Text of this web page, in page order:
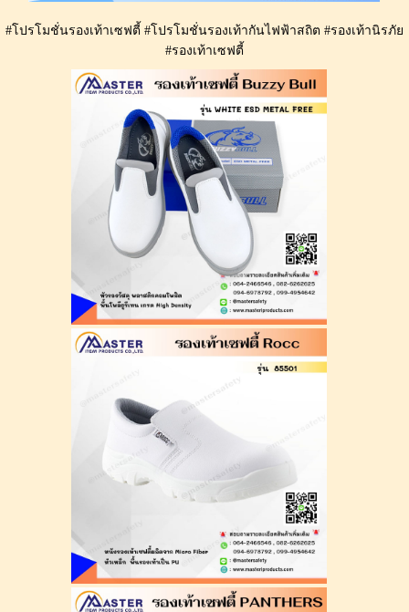
#โปรโมชั่นรองเท้าเซฟตี้ #โปรโมชั่นรองเท้ากันไฟฟ้าสถิต #รองเท้านิรภัย
#รองเท้าเซฟตี้